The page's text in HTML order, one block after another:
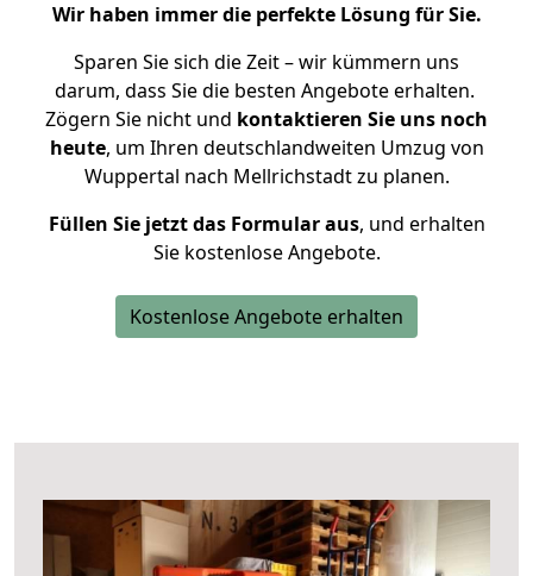
Wir haben immer die perfekte Lösung für Sie.
Sparen Sie sich die Zeit – wir kümmern uns
darum, dass Sie die besten Angebote erhalten.
Zögern Sie nicht und kontaktieren Sie uns noch
heute, um Ihren deutschlandweiten Umzug von
Wuppertal nach Mellrichstadt zu planen.
Füllen Sie jetzt das Formular aus, und erhalten
Sie kostenlose Angebote.
Kostenlose Angebote erhalten